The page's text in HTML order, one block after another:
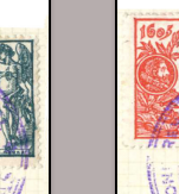
Rodillos